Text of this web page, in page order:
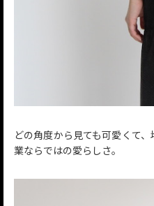
どの角度から見ても可愛くて
業ならではの愛らしさ。